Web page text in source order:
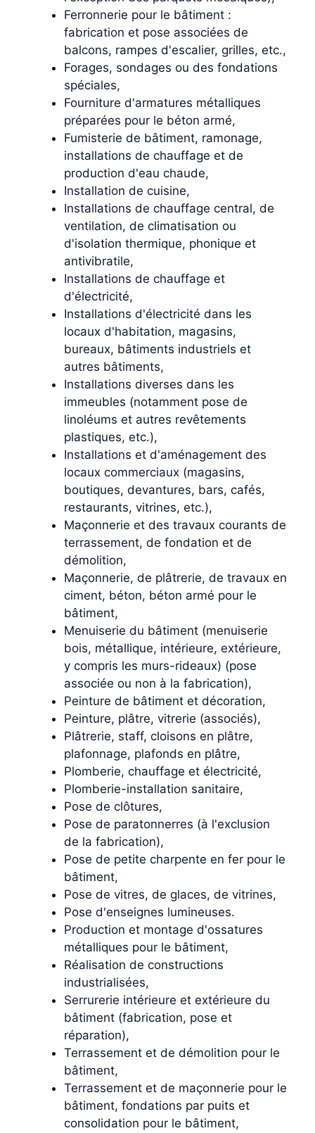
Ferronnerie pour le bâtiment :
fabrication et pose associées de
balcons, rampes d'escalier, grilles, etc.,
Forages, sondages ou des fondations
spéciales,
Fourniture d'armatures métalliques
préparées pour le béton armé,
Fumisterie de bâtiment, ramonage,
installations de chauffage et de
production d'eau chaude,
Installation de cuisine,
Installations de chauffage central, de
ventilation, de climatisation ou
d'isolation thermique, phonique et
antivibratile,
Installations de chauffage et
d'électricité,
Installations d'électricité dans les
locaux d'habitation, magasins,
bureaux, bâtiments industriels et
autres bâtiments,
Installations diverses dans les
immeubles (notamment pose de
linoléums et autres revêtements
plastiques, etc.),
Installations et d'aménagement des
locaux commerciaux (magasins,
boutiques, devantures, bars, cafés,
restaurants, vitrines, etc.),
Maçonnerie et des travaux courants de
terrassement, de fondation et de
démolition,
Maçonnerie, de plâtrerie, de travaux en
ciment, béton, béton armé pour le
bâtiment,
Menuiserie du bâtiment (menuiserie
bois, métallique, intérieure, extérieure,
y compris les murs-rideaux) (pose
associée ou non à la fabrication),
Peinture de bâtiment et décoration,
Peinture, plâtre, vitrerie (associés),
Plâtrerie, staff, cloisons en plâtre,
plafonnage, plafonds en plâtre,
Plomberie, chauffage et électricité,
Plomberie-installation sanitaire,
Pose de clôtures,
Pose de paratonnerres (à l'exclusion
de la fabrication),
Pose de petite charpente en fer pour le
bâtiment,
Pose de vitres, de glaces, de vitrines,
Pose d'enseignes lumineuses.
Production et montage d'ossatures
métalliques pour le bâtiment,
Réalisation de constructions
industrialisées,
Serrurerie intérieure et extérieure du
bâtiment (fabrication, pose et
réparation),
Terrassement et de démolition pour le
bâtiment,
Terrassement et de maçonnerie pour le
bâtiment, fondations par puits et
consolidation pour le bâtiment,